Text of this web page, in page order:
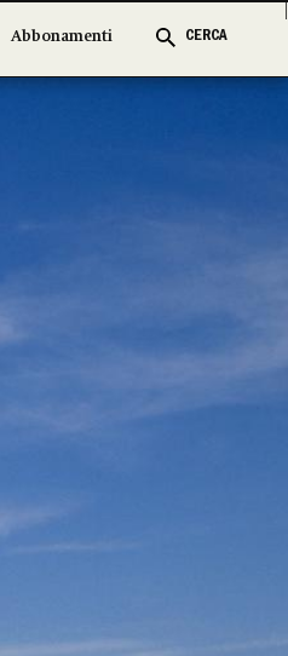
Abbonamenti CERCA
Abbonamenti CERCA